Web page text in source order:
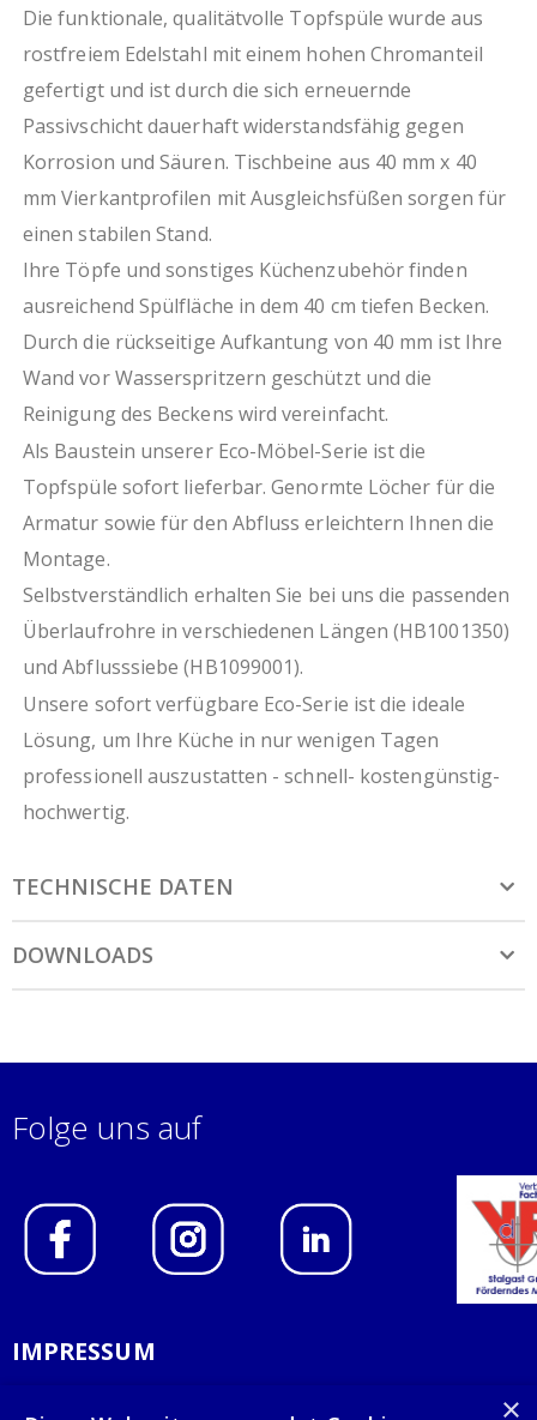
Armaturloch Ø 33 mm (mit Abdeckung)
Abflussloch Ø 52 mm
Aufkantung hinten 40 mm
stabile Beine aus Vierkantprofilen, 40 mm x 40 mm
Ausgleichsfüße (+20 mm bis -5 mm)
Passivschicht für dauerhafte Widerstandsfähigkeit
gegen Korrosion und Säuren
hygienisch und pflegeleicht
Überlaufrohr nicht im Lieferumfang enthalten
Die funktionale, qualitätvolle Topfspüle wurde aus
rostfreiem Edelstahl mit einem hohen Chromanteil
gefertigt und ist durch die sich erneuernde
Passivschicht dauerhaft widerstandsfähig gegen
Korrosion und Säuren. Tischbeine aus 40 mm x 40
mm Vierkantprofilen mit Ausgleichsfüßen sorgen für
einen stabilen Stand.
Ihre Töpfe und sonstiges Küchenzubehör finden
ausreichend Spülfläche in dem 40 cm tiefen Becken.
Durch die rückseitige Aufkantung von 40 mm ist Ihre
Wand vor Wasserspritzern geschützt und die
Reinigung des Beckens wird vereinfacht.
Als Baustein unserer Eco-Möbel-Serie ist die
Topfspüle sofort lieferbar. Genormte Löcher für die
Armatur sowie für den Abfluss erleichtern Ihnen die
Montage.
Selbstverständlich erhalten Sie bei uns die passenden
Überlaufrohre in verschiedenen Längen (HB1001350)
und Abflusssiebe (HB1099001).
Unsere sofort verfügbare Eco-Serie ist die ideale
Lösung, um Ihre Küche in nur wenigen Tagen
professionell auszustatten - schnell- kostengünstig-
hochwertig.
TECHNISCHE DATEN
DOWNLOADS
Folge uns auf
IMPRESSUM
×